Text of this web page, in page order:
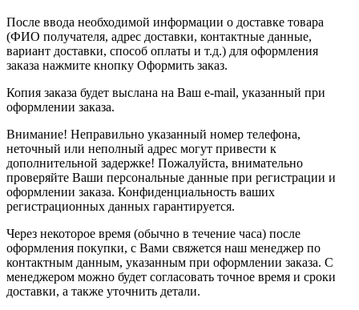
После ввода необходимой информации о доставке товара
(ФИО получателя, адрес доставки, контактные данные,
вариант доставки, способ оплаты и т.д.) для оформления
заказа нажмите кнопку Оформить заказ.
Копия заказа будет выслана на Ваш e-mail, указанный при
оформлении заказа.
Внимание! Неправильно указанный номер телефона,
неточный или неполный адрес могут привести к
дополнительной задержке! Пожалуйста, внимательно
проверяйте Ваши персональные данные при регистрации и
оформлении заказа. Конфиденциальность ваших
регистрационных данных гарантируется.
Через некоторое время (обычно в течение часа) после
оформления покупки, с Вами свяжется наш менеджер по
контактным данным, указанным при оформлении заказа. С
менеджером можно будет согласовать точное время и сроки
доставки, а также уточнить детали.